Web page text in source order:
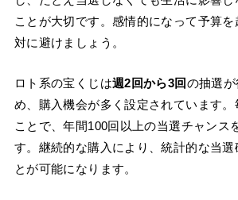
ことが大切です。感情的になって予算
対に避けましょう。
ロト系の宝くじは週2回から3回の抽選
め、購入機会が多く設定されています。
ことで、年間100回以上の当選チャンス
す。継続的な購入により、統計的な当選
とが可能になります。